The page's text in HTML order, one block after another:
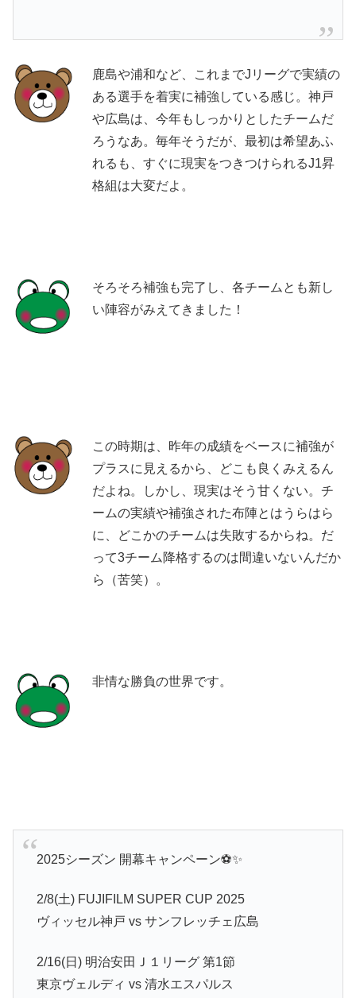
鹿島や浦和など、これまでJリーグで実績の
ある選手を着実に補強している感じ。神戸
や広島は、今年もしっかりとしたチームだ
ろうなあ。毎年そうだが、最初は希望あふ
れるも、すぐに現実をつきつけられるJ1昇
格組は大変だよ。
そろそろ補強も完了し、各チームとも新し
い陣容がみえてきました！
この時期は、昨年の成績をベースに補強が
プラスに見えるから、どこも良くみえるん
だよね。しかし、現実はそう甘くない。チ
ームの実績や補強された布陣とはうらはら
に、どこかのチームは失敗するからね。だ
って3チーム降格するのは間違いないんだか
ら（苦笑）。
非情な勝負の世界です。
2025シーズン 開幕キャンペーン⚽️✨️
2/8(土) FUJIFILM SUPER CUP 2025
ヴィッセル神戸 vs サンフレッチェ広島
2/16(日) 明治安田Ｊ１リーグ 第1節
東京ヴェルディ vs 清水エスパルス